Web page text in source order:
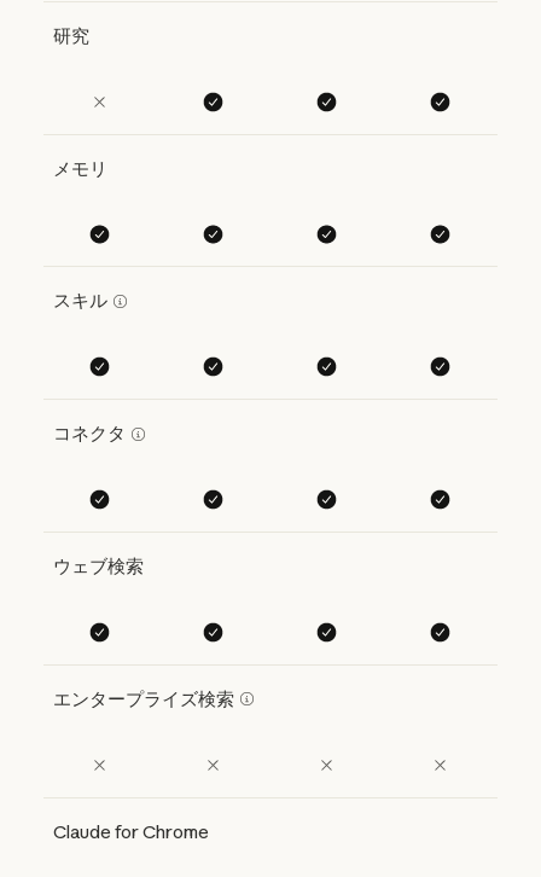
研究
メモリ
スキル
コネクタ
ウェブ検索
エンタープライズ検索
Claude for Chrome